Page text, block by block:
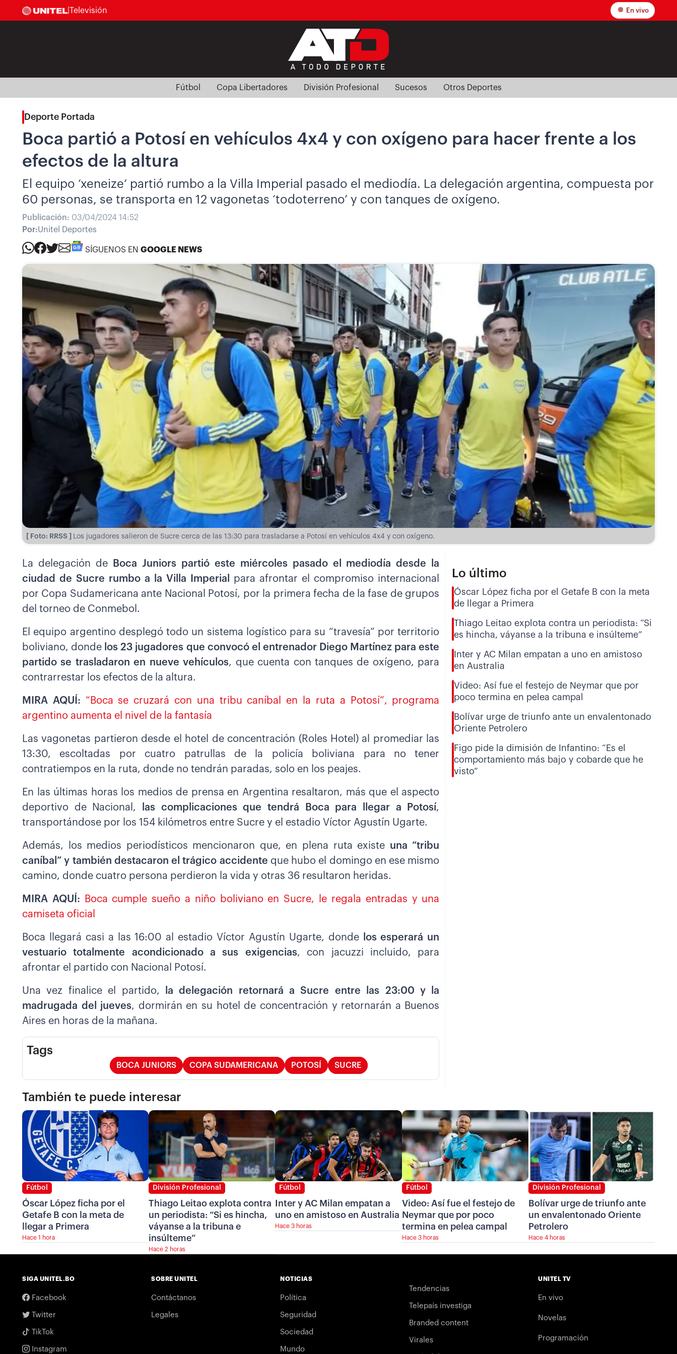
Televisión En vivo
Fútbol Copa Libertadores División Profesional Sucesos Otros Deportes
Deporte Portada
Boca partió a Potosí en vehículos 4x4 y con oxígeno para hacer frente a los
efectos de la altura
El equipo ‘xeneize’ partió rumbo a la Villa Imperial pasado el mediodía. La delegación argentina, compuesta por
60 personas, se transporta en 12 vagonetas ‘todoterreno’ y con tanques de oxígeno.
Publicación: 03/04/2024 14:52
Por:Unitel Deportes
SÍGUENOS EN GOOGLE NEWS
[ Foto: RRSS ] Los jugadores salieron de Sucre cerca de las 13:30 para trasladarse a Potosí en vehículos 4x4 y con oxígeno.
La delegación de
Boca Juniors partió este miércoles pasado el mediodía desde la
ciudad de Sucre rumbo a la Villa Imperial
para afrontar el compromiso internacional
por Copa Sudamericana ante Nacional Potosí, por la primera fecha de la fase de grupos
del torneo de Conmebol.
El equipo argentino desplegó todo un sistema logístico para su “travesía” por territorio
boliviano, donde los 23 jugadores que convocó el entrenador Diego Martínez para este
partido se trasladaron en nueve vehículos, que cuenta con tanques de oxígeno, para
contrarrestar los efectos de la altura.
MIRA AQUÍ: “Boca se cruzará con una tribu caníbal en la ruta a Potosí”, programa
argentino aumenta el nivel de la fantasía
Las vagonetas partieron desde el hotel de concentración (Roles Hotel) al promediar las
13:30, escoltadas por cuatro patrullas de la policía boliviana para no tener
contratiempos en la ruta, donde no tendrán paradas, solo en los peajes.
En las últimas horas los medios de prensa en Argentina resaltaron, más que el aspecto
deportivo de Nacional,
las complicaciones que tendrá Boca para llegar a Potosí,
transportándose por los 154 kilómetros entre Sucre y el estadio Víctor Agustín Ugarte.
Además, los medios periodísticos mencionaron que, en plena ruta existe una “tribu
caníbal” y también destacaron el trágico accidente que hubo el domingo en ese mismo
camino, donde cuatro persona perdieron la vida y otras 36 resultaron heridas.
MIRA AQUÍ:
Boca cumple sueño a niño boliviano en Sucre, le regala entradas y una
camiseta oficial
Boca llegará casi a las 16:00 al estadio Víctor Agustín Ugarte, donde
los esperará un
vestuario totalmente acondicionado a sus exigencias, con jacuzzi incluido, para
afrontar el partido con Nacional Potosí.
Una vez finalice el partido,
la delegación retornará a Sucre entre las 23:00 y la
madrugada del jueves, dormirán en su hotel de concentración y retornarán a Buenos
Aires en horas de la mañana.
Tags
BOCA JUNIORS COPA SUDAMERICANA POTOSÍ SUCRE
Lo último
Óscar López ficha por el Getafe B con la meta
de llegar a Primera
Thiago Leitao explota contra un periodista: “Si
es hincha, váyanse a la tribuna e insúlteme”
Inter y AC Milan empatan a uno en amistoso
en Australia
Video: Así fue el festejo de Neymar que por
poco termina en pelea campal
Bolívar urge de triunfo ante un envalentonado
Oriente Petrolero
Figo pide la dimisión de Infantino: “Es el
comportamiento más bajo y cobarde que he
visto”
También te puede interesar
Fútbol
Óscar López ficha por el
Getafe B con la meta de
llegar a Primera
Hace 1 hora
División Profesional
Thiago Leitao explota contra
un periodista: “Si es hincha,
váyanse a la tribuna e
insúlteme”
Hace 2 horas
Fútbol
Inter y AC Milan empatan a
uno en amistoso en Australia
Hace 3 horas
Fútbol
Video: Así fue el festejo de
Neymar que por poco
termina en pelea campal
Hace 3 horas
División Profesional
Bolívar urge de triunfo ante
un envalentonado Oriente
Petrolero
Hace 4 horas
SIGA UNITEL.BO
Facebook
Twitter
TikTok
Instagram
SOBRE UNITEL
Contáctanos
Legales
NOTICIAS
Política
Seguridad
Sociedad
Mundo
Tendencias
Telepaís investiga
Branded content
Virales
UNITEL TV
En vivo
Novelas
Programación